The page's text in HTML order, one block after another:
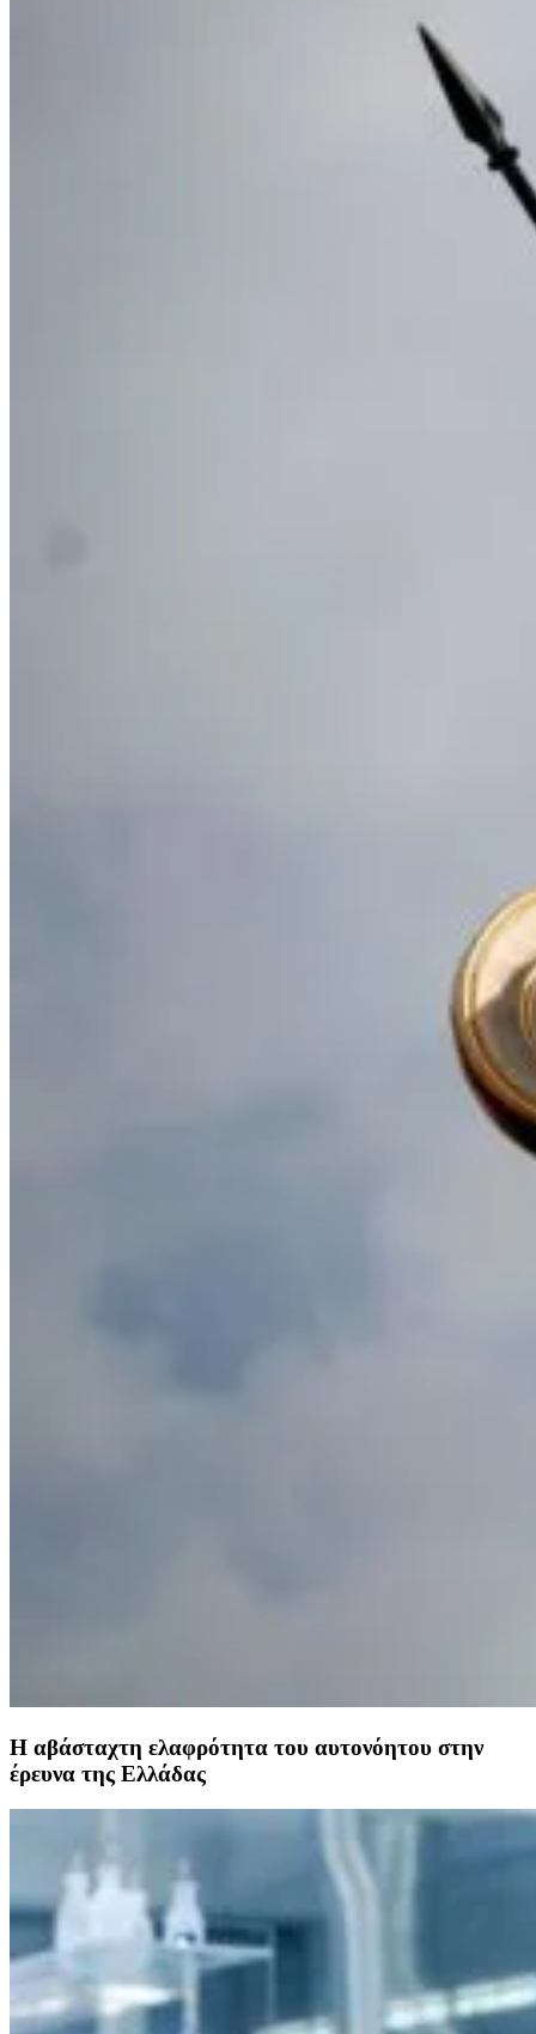
Η αβάσταχτη ελαφρότητα του αυτονόητου στην
έρευνα της Ελλάδας